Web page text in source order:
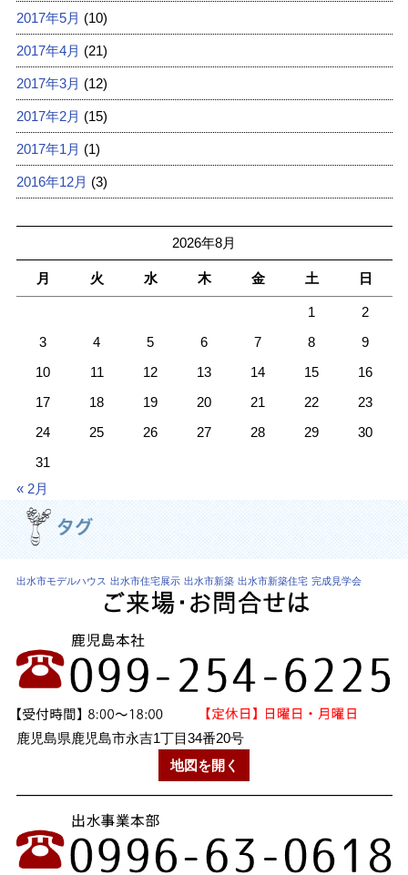
2017年5月 (10)
2017年4月 (21)
2017年3月 (12)
2017年2月 (15)
2017年1月 (1)
2016年12月 (3)
2026年8月
月 火 水 木 金 土 日
1
2
3
4 5 6 7 8
9
10
11 12 13 14 15
16
17
18 19 20 21 22
23
24
25 26 27 28 29
30
31
« 2月
出水市モデルハウス 出水市住宅展示 出水市新築 出水市新築住宅 完成見学会
鹿児島県鹿児島市永吉1丁目34番20号
地図を開く